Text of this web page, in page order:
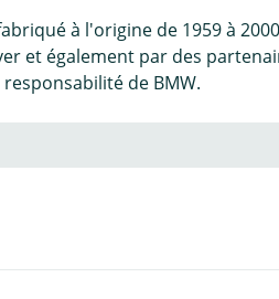
à l'origine de 1959 à
et également par des
de BMW.